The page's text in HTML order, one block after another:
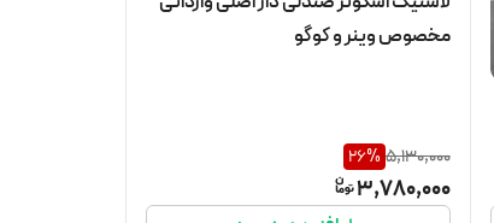
مخصوص وینر و کوگو
5,130,000
26%
3,780,000